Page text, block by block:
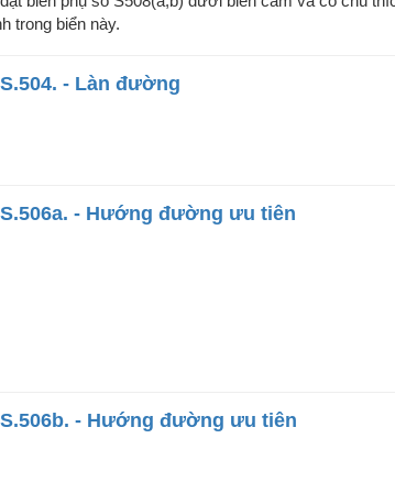
trong biển này.
- Làn đường
- Hướng đường ưu tiên
- Hướng đường ưu tiên